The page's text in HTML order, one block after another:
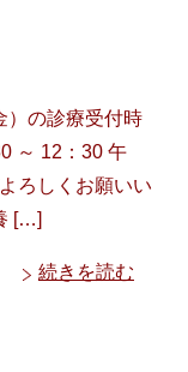
）の診療受付時
～ 12：30 午
ろしくお願いい
[…]
続きを読む